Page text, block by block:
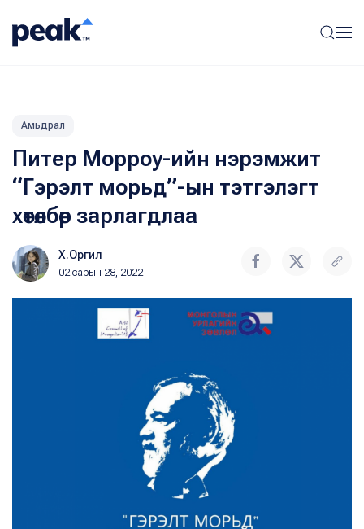
Амьдрал
Питер Морроу-ийн нэрэмжит
“Гэрэлт морьд”-ын тэтгэлэгт
хөтөлбөр зарлагдлаа
Х.Оргил
02 сарын 28, 2022